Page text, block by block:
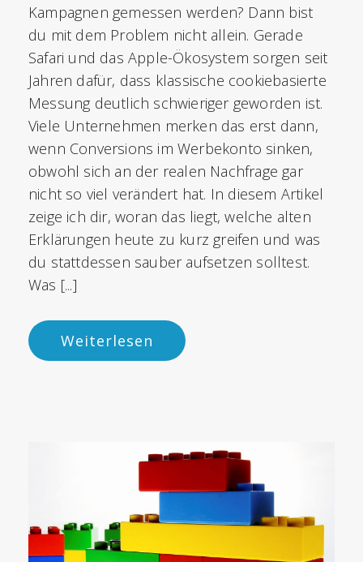
Kampagnen gemessen werden? Dann bist
du mit dem Problem nicht allein. Gerade
Safari und das Apple-Ökosystem sorgen seit
Jahren dafür, dass klassische cookiebasierte
Messung deutlich schwieriger geworden ist.
Viele Unternehmen merken das erst dann,
wenn Conversions im Werbekonto sinken,
obwohl sich an der realen Nachfrage gar
nicht so viel verändert hat. In diesem Artikel
zeige ich dir, woran das liegt, welche alten
Erklärungen heute zu kurz greifen und was
du stattdessen sauber aufsetzen solltest.
Was [...]
Weiterlesen